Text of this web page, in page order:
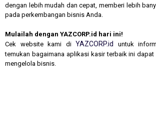
dengan lebih mudah dan cepat, memberi lebih
pada perkembangan bisnis Anda.
Mulailah dengan YAZCORP.id hari ini!
Cek website kami di YAZCORP.id
untuk
temukan bagaimana aplikasi kasir terbaik ini
mengelola bisnis.